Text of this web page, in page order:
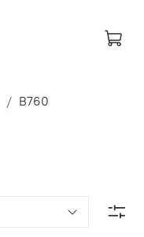
B760